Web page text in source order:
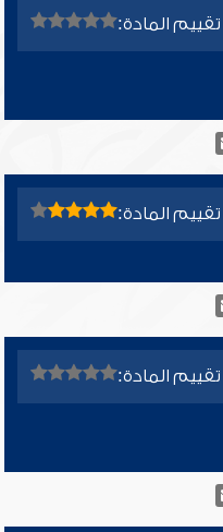
تقييم المادة:
تقييم المادة:
تقييم المادة: